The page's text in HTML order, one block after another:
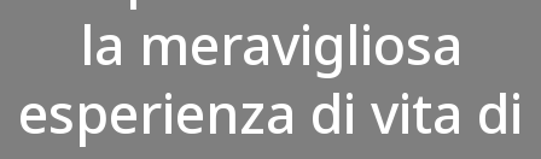
la meravigliosa
esperienza di vita di